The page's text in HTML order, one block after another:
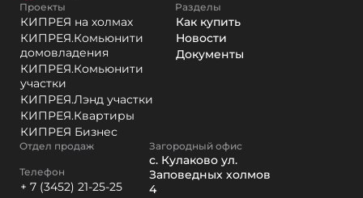
Проекты
КИПРЕЯ на холмах
КИПРЕЯ.Комьюнити
домовладения
КИПРЕЯ.Комьюнити
участки
КИПРЕЯ.Лэнд участки
КИПРЕЯ.Квартиры
КИПРЕЯ Бизнес
Разделы
Как купить
Новости
Документы
Отдел продаж
Телефон
+ 7 (3452) 21-25-25
Загородный офис
с. Кулаково ул.
Заповедных холмов
4